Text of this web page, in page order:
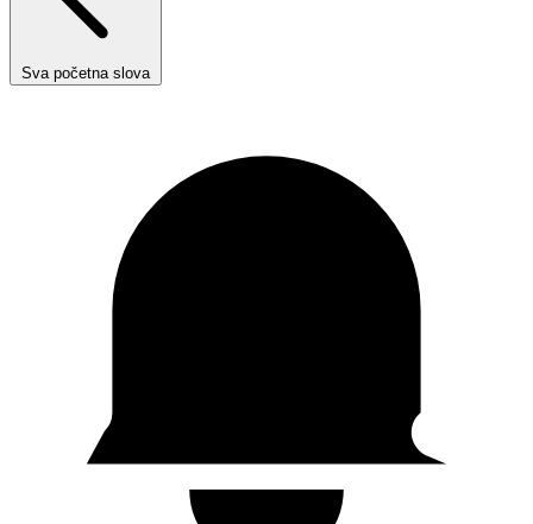
Sva početna slova